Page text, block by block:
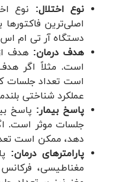
نوع اختلال: نوع
اصلی‌ترین
دستگاه آر تی ام
هدف درمان: هدف
است. مثلاً اگر
است تعداد جلسات
عملکرد شناختی
پاسخ بیمار: پاسخ
جلسات موثر است.
دهد، ممکن است
پارامترهای درمان:
مغناطیسی،